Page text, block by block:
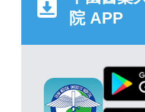
院 APP